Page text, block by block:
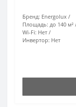
Бренд: Energolux
Площадь: до 140 м²
Wi-Fi: Нет
Инвертор: Нет